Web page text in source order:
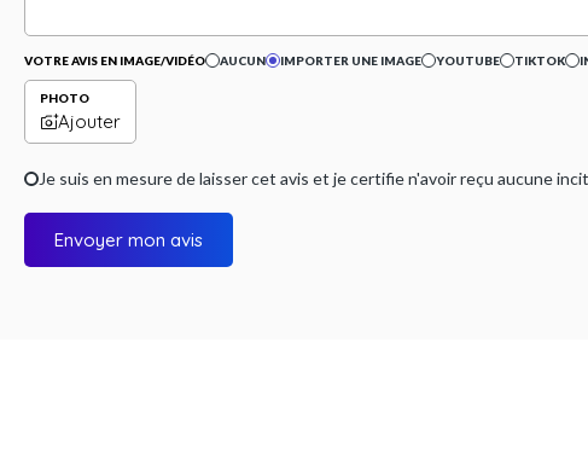
VOTRE AVIS EN IMAGE/VIDÉO AUCUN IMPORTER UNE IMAGE YOUTUBE TIKTOK
PHOTO
Ajouter
Je suis en mesure de laisser cet avis et je certifie n'avoir reçu aucune
Envoyer mon avis